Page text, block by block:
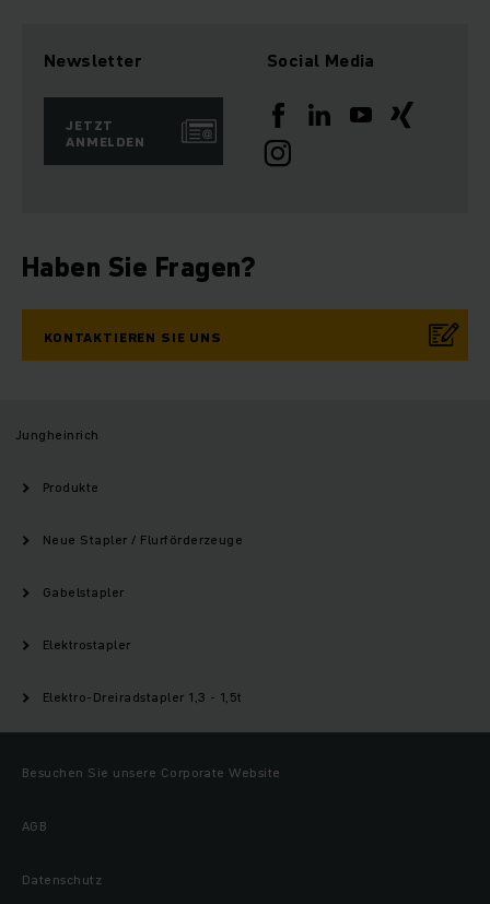
Newsletter
JETZT
ANMELDEN
Social Media
Haben Sie Fragen?
KONTAKTIEREN SIE UNS
Jungheinrich
Produkte
Neue Stapler / Flurförderzeuge
Gabelstapler
Elektrostapler
Elektro-Dreiradstapler 1,3 - 1,5t
Besuchen Sie unsere Corporate Website
AGB
Datenschutz